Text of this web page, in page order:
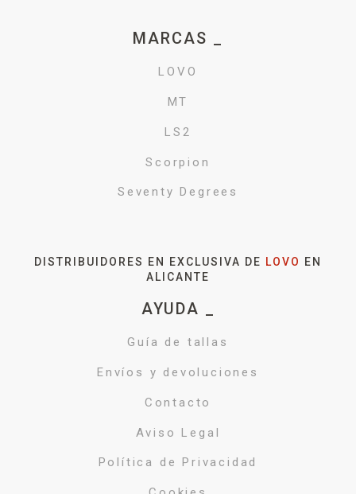
MARCAS _
LOVO
MT
LS2
Scorpion
Seventy Degrees
DISTRIBUIDORES EN EXCLUSIVA DE LOVO
EN
ALICANTE
AYUDA _
Guía de tallas
Envíos y devoluciones
Contacto
Aviso Legal
Política de Privacidad